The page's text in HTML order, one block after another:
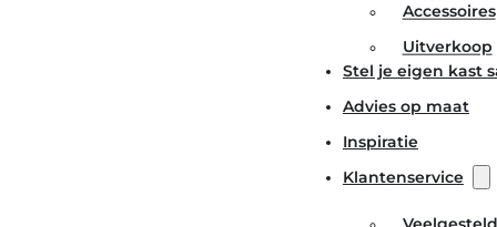
Accessoires
Uitverkoop
Stel je eigen kast
Advies op maat
Inspiratie
Klantenservice